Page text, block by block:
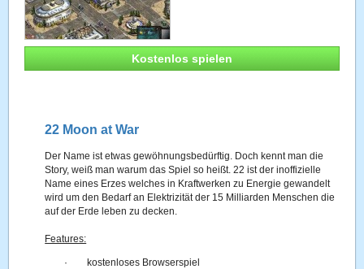
Kostenlos spielen
22 Moon at War
Der Name ist etwas gewöhnungsbedürftig. Doch kennt man die
Story, weiß man warum das Spiel so heißt. 22 ist der inoffizielle
Name eines Erzes welches in Kraftwerken zu Energie gewandelt
wird um den Bedarf an Elektrizität der 15 Milliarden Menschen die
auf der Erde leben zu decken.
Features:
· kostenloses Browserspiel